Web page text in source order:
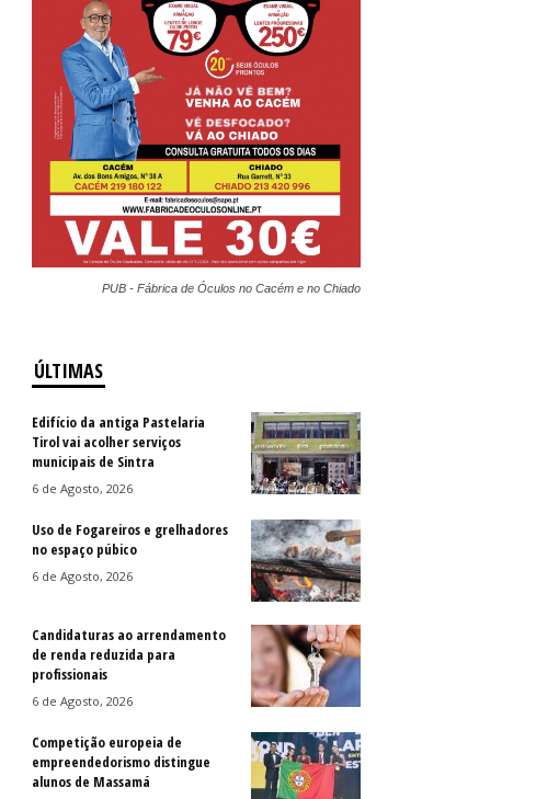
PUB - Fábrica de Óculos no Cacém e no Chiado
ÚLTIMAS
Edifício da antiga Pastelaria
Tirol vai acolher serviços
municipais de Sintra
6 de Agosto, 2026
Uso de Fogareiros e grelhadores
no espaço púbico
6 de Agosto, 2026
Candidaturas ao arrendamento
de renda reduzida para
profissionais
6 de Agosto, 2026
Competição europeia de
empreendedorismo distingue
alunos de Massamá